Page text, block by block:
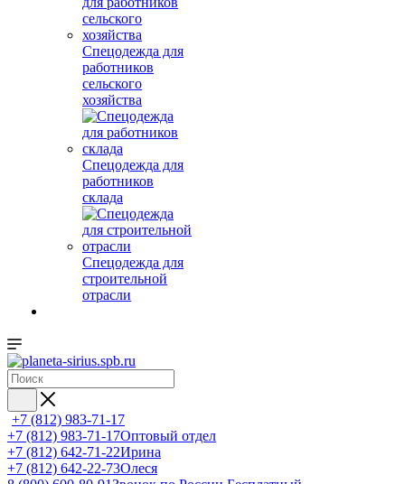
Спецодежда для
работников
сельского
хозяйства
Спецодежда для
работников
склада
Спецодежда для
строительной
отрасли
+7 (812) 983-71-17
+7 (812) 983-71-17Оптовый отдел
+7 (812) 642-71-22Ирина
+7 (812) 642-22-73Олеся